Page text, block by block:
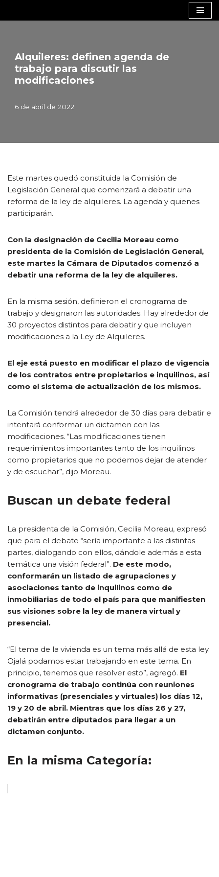
Alquileres: definen agenda de
trabajo para discutir las
modificaciones
6 de abril de 2022
Este martes quedó constituida la Comisión de
Legislación General que comenzará a debatir una
reforma de la ley de alquileres. La agenda y quienes
participarán.
Con la designación de Cecilia Moreau como
presidenta de la Comisión de Legislación General,
este martes la Cámara de Diputados comenzó a
debatir una reforma de la ley de alquileres.
En la misma sesión, definieron el cronograma de
trabajo y designaron las autoridades. Hay alrededor de
30 proyectos distintos para debatir y que incluyen
modificaciones a la Ley de Alquileres.
El eje está puesto en modificar el plazo de vigencia
de los contratos entre propietarios e inquilinos, así
como el sistema de actualización de los mismos.
La Comisión tendrá alrededor de 30 días para debatir e
intentará conformar un dictamen con las
modificaciones. “Las modificaciones tienen
requerimientos importantes tanto de los inquilinos
como propietarios que no podemos dejar de atender
y de escuchar”, dijo Moreau.
Buscan un debate federal
La presidenta de la Comisión, Cecilia Moreau, expresó
que para el debate “sería importante a las distintas
partes, dialogando con ellos, dándole además a esta
temática una visión federal”. De este modo,
conformarán un listado de agrupaciones y
asociaciones tanto de inquilinos como de
inmobiliarias de todo el país para que manifiesten
sus visiones sobre la ley de manera virtual y
presencial.
“El tema de la vivienda es un tema más allá de esta ley.
Ojalá podamos estar trabajando en este tema. En
principio, tenemos que resolver esto”, agregó. El
cronograma de trabajo continúa con reuniones
informativas (presenciales y virtuales) los días 12,
19 y 20 de abril. Mientras que los días 26 y 27,
debatirán entre diputados para llegar a un
dictamen conjunto.
En la misma Categoría: